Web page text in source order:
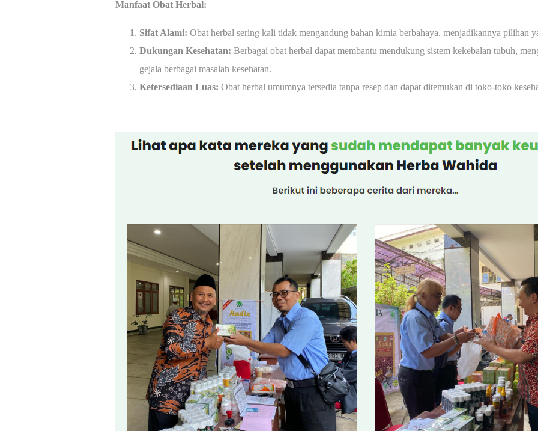
Manfaat Obat Herbal:
Sifat Alami: Obat herbal sering kali tidak mengandung bahan kimia berbahaya, menjadikannya pilihan
Dukungan Kesehatan: Berbagai obat herbal dapat membantu mendukung sistem kekebalan tubuh,
gejala berbagai masalah kesehatan.
Ketersediaan Luas: Obat herbal umumnya tersedia tanpa resep dan dapat ditemukan di toko-toko